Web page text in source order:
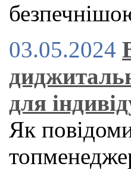
03.05.2024
для
Як